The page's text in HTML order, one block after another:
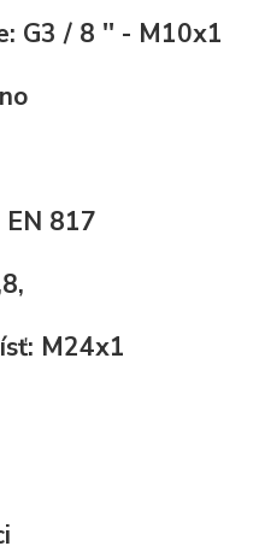
G3 / 8 '' - M10x1
EN 817
M24x1